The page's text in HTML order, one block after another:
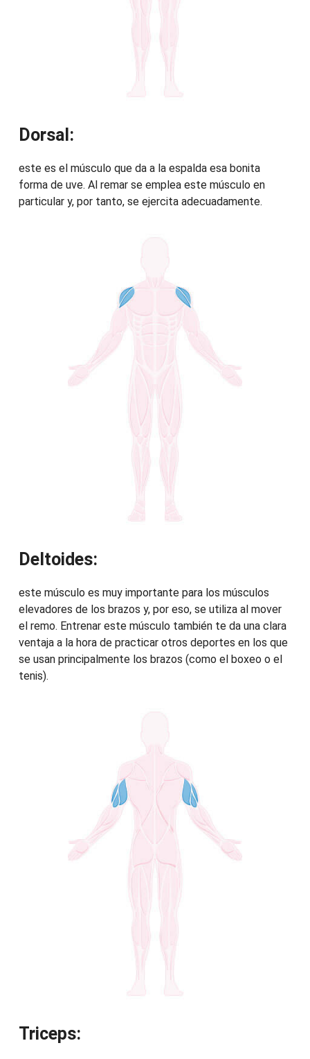
Dorsal:
este es el músculo que da a la espalda esa bonita
forma de uve. Al remar se emplea este músculo en
particular y, por tanto, se ejercita adecuadamente.
Deltoides:
este músculo es muy importante para los músculos
elevadores de los brazos y, por eso, se utiliza al mover
el remo. Entrenar este músculo también te da una clara
ventaja a la hora de practicar otros deportes en los que
se usan principalmente los brazos (como el boxeo o el
tenis).
Triceps: